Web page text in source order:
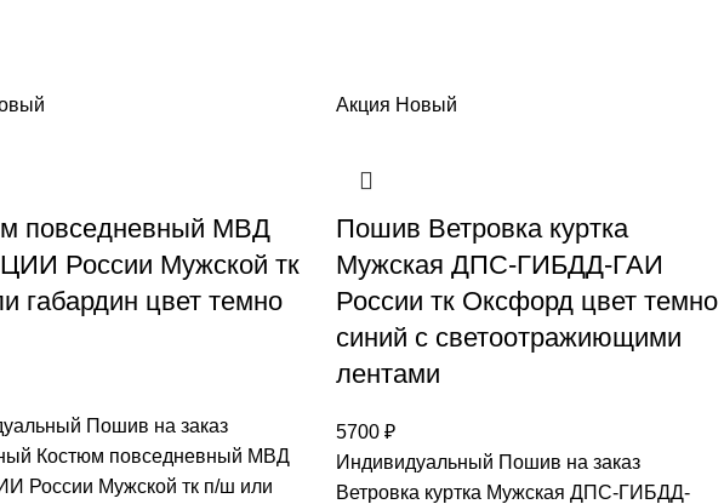
повседневный МВД
России Мужской тк
габардин цвет темно
Пошив на заказ
Костюм повседневный МВД
России Мужской тк п/ш или
Акция Новый
Пошив Ветровка куртка
Мужская ДПС-ГИБДД-ГАИ
России тк Оксфорд цвет темно
синий с светоoтражиющими
лентами
5700 ₽
Индивидуальный Пошив на заказ
Ветровка куртка Мужская ДПС-ГИБДД-